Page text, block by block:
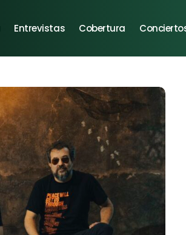
Entrevistas Cobertura